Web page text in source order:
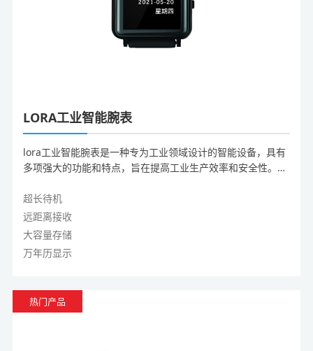
LORA工业智能腕表
lora工业智能腕表是一种专为工业领域设计的智能设备，具有
多项强大的功能和特点，旨在提高工业生产效率和安全性。为
详细介绍lora工业智能腕表的功能。
超长待机
远距离接收
大容量存储
万年历显示
热门产品